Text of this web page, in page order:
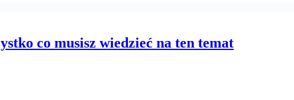
co musisz wiedzieć na ten temat